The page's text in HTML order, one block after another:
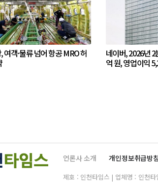
여객·물류 넘어 항공 MRO 허
네이버, 2026년
억 원, 영업이익
언론사 소개 개인정보취급방
제호 : 인천타임스 | 업체명 : 인천